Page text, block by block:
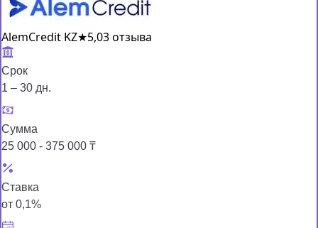
AlemCredit KZ★5,03 отзыва
Срок
1 – 30 дн.
Сумма
25 000 - 375 000 ₸
Ставка
от 0,1%